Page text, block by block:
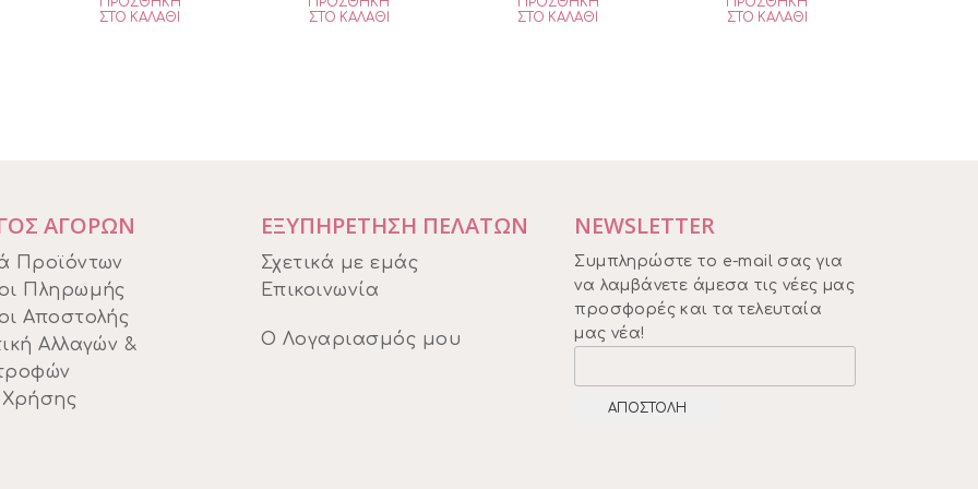
ΠΡΟΣΘΉΚΗ
ΣΤΟ ΚΑΛΆΘΙ
was:
ΠΡΟΣΘΉΚΗ
ΣΤΟ ΚΑΛΆΘΙ
was:
ΠΡΟΣΘΉΚΗ
ΣΤΟ ΚΑΛΆΘΙ
was:
ΠΡΟΣΘΉΚΗ
ΣΤΟ ΚΑΛΆΘΙ
ΑΓΟΡΩΝ
Προϊόντων
Πληρωμής
Αποστολής
Αλλαγών &
ΕΞΥΠΗΡΕΤΗΣΗ ΠΕΛΑΤΩΝ
Σχετικά με εμάς
Επικοινωνία
Ο Λογαριασμός μου
NEWSLETTER
Συμπληρώστε το e-mail σας για
να λαμβάνετε άμεσα τις νέες μας
προσφορές και τα τελευταία
μας νέα!